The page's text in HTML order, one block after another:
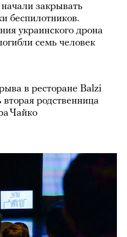
закрывать
беспилотников.
украинского дрона
семь человек
в ресторане Balzi
родственница
Чайко